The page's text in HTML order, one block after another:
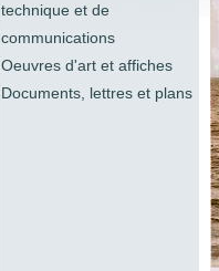
technique et de
communications
Oeuvres d'art et affiches
Documents, lettres et plans